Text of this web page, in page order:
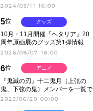
2024/03/11 16:00
5位
10月・11月開催『ヘタリア』20
周年原画展のグッズ第1弾情報
2026/08/07 18:00
グッズ
6位
『鬼滅の刃』十二鬼月（上弦の
鬼、下弦の鬼）メンバーを一覧で
紹介＆解説（登場鬼の情報まと
2023/06/20 00:00
アニメ